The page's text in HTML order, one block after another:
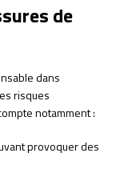
de
dans
risques
notamment :
provoquer des